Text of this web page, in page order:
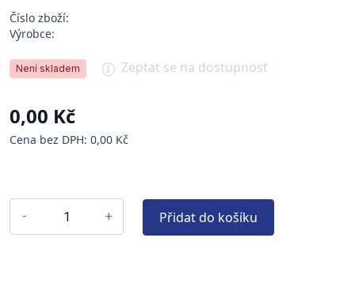
Číslo zboží:
Výrobce:
Není skladem Zeptat se na dostupnost
0,00 Kč
Cena bez DPH: 0,00 Kč
- + Přidat do košíku